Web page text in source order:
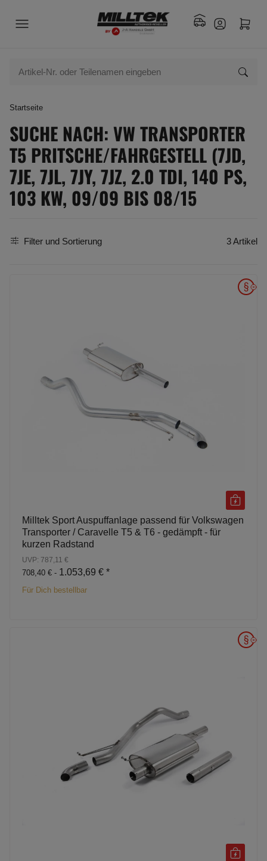
Startseite
SUCHE NACH: VW TRANSPORTER
T5 PRITSCHE/FAHRGESTELL (7JD,
7JE, 7JL, 7JY, 7JZ, 2.0 TDI, 140 PS,
103 KW, 09/09 BIS 08/15
Filter und Sortierung 3 Artikel
Milltek Sport Auspuffanlage passend für Volkswagen
Transporter / Caravelle T5 & T6 - gedämpft - für
kurzen Radstand
UVP: 787,11 €
708,40 € - 1.053,69 € *
Für Dich bestellbar